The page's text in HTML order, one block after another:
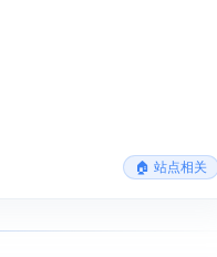
🏠 站点相关